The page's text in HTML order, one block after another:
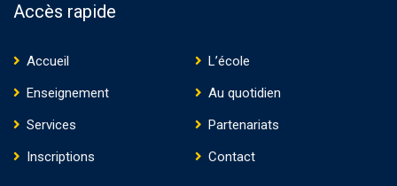
Accès rapide
Accueil
L’école
Enseignement
Au quotidien
Services
Partenariats
Inscriptions
Contact